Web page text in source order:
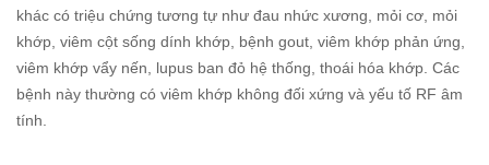
khác có triệu chứng tương tự như đau nhức xương, mỏi cơ, mỏi
khớp, viêm cột sống dính khớp, bệnh gout, viêm khớp phản ứng,
viêm khớp vẩy nến, lupus ban đỏ hệ thống, thoái hóa khớp. Các
bệnh này thường có viêm khớp không đối xứng và yếu tố RF âm
tính.